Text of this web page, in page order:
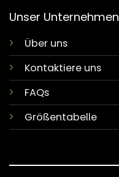
Unser Unternehmen
Über uns
Kontaktiere uns
FAQs
Größentabelle